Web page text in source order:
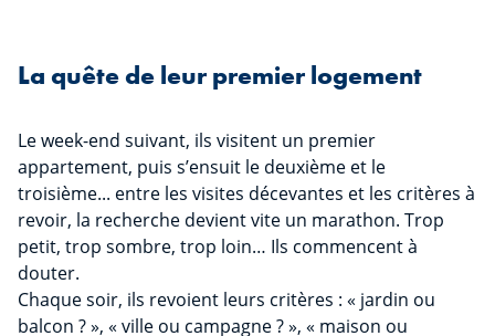
La quête de leur premier logement
Le week-end suivant, ils visitent un premier
appartement, puis s’ensuit le deuxième et le
troisième... entre les visites décevantes et les critères à
revoir, la recherche devient vite un marathon. Trop
petit, trop sombre, trop loin… Ils commencent à
douter.
Chaque soir, ils revoient leurs critères : « jardin ou
balcon ? », « ville ou campagne ? », « maison ou